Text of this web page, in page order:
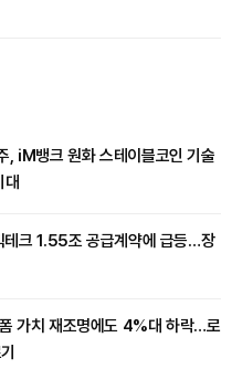
, iM뱅크 원화 스테이블코인 기술
대
테크 1.55조 공급계약에 급등…장
가치 재조명에도 4%대 하락…로